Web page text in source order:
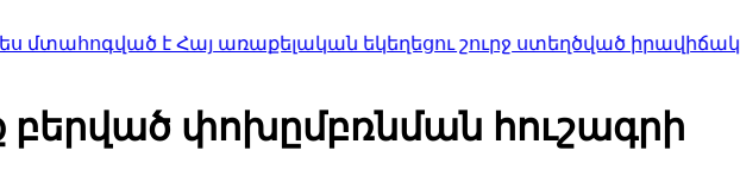
է Հայ առաքելական եկեղեցու շուրջ ստեղծված իրավիճակով23:50
փոխըմբռնման հուշագրի